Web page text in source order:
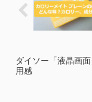
ダイソー「液晶画
用感